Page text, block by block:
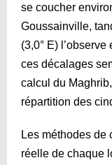
se coucher
Goussainville,
(3,0° E)
ces décalages
calcul du
répartition des
Les méthodes
réelle de chaque